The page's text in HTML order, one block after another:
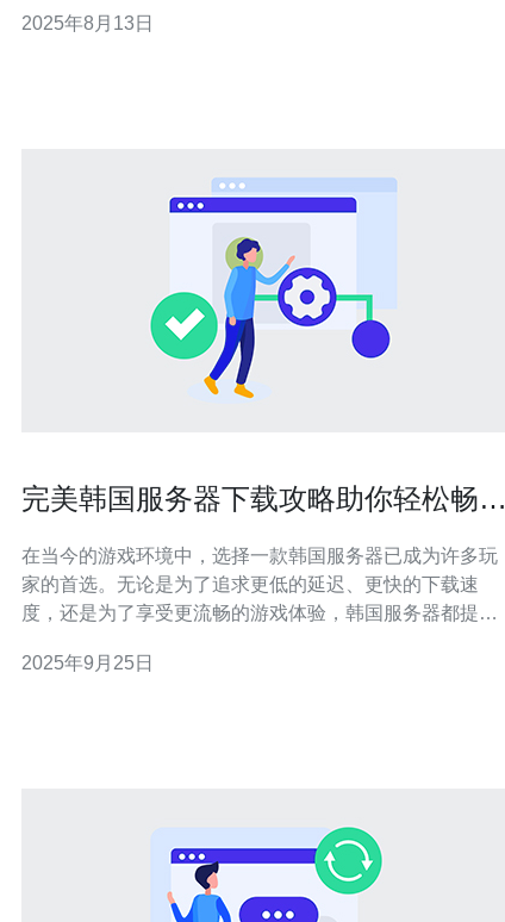
的三个精华点： 韩国的服务器数量：分析当前韩国市场上
2025年8月13日
完美韩国服务器下载攻略助你轻松畅玩
在当今的游戏环境中，选择一款韩国服务器已成为许多玩
家的首选。无论是为了追求更低的延迟、更快的下载速
度，还是为了享受更流畅的游戏体验，韩国服务器都提供
宜的韩国服务器显得尤为重要。本文将详细介绍如何选择
2025年9月25日